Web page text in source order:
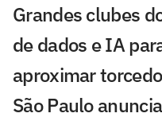
Grandes clubes
de dados e IA
aproximar
São Paulo